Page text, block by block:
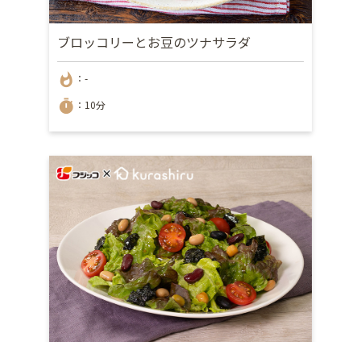
ブロッコリーとお豆のツナサラダ
whatshot ：-
timer ：10分